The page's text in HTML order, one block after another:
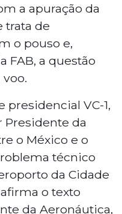
a apuração da
trata de
o pouso e,
FAB, a questão
presidencial VC-1,
Presidente da
o México e o
técnico
da Cidade
o texto
da Aeronáutica,